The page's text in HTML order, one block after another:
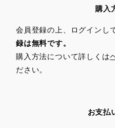
購入
会員登録の上、ログインし
録は無料です。
購入方法について詳しくは
ださい。
お支払